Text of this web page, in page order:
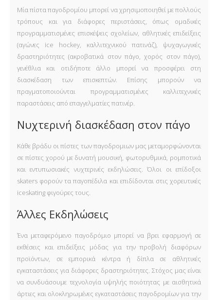
Μία πίστα παγοδρομίου μπορεί να χρησιμοποιηθεί με πολλούς
τρόπους και για διάφορες περιστάσεις, όπως ομαδικές
προγραμματισμένες επισκέψεις σχολείων, αθλητικές επιδείξεις
(αγώνες ice hockey, καλλιτεχνικού πατινάζ), ψυχαγωγικές
δραστηριότητες (ακροβατικά στον πάγο, χορός στον πάγο),
γενέθλια και οτιδήποτε άλλο μπορεί να προσφέρει στη
διασκέδαση των επισκεπτών. Επίσης μπορούν να
πραγματοποιούνται προγραμματισμένες καλλιτεχνικές
παραστάσεις από επαγγελματίες πατινέρ.
Νυχτερινή διασκέδαση στον πάγο
Κάθε βράδυ οι πίστες των παγοδρομιων μας μεταμορφώνονται
σε πίστες χορού με δυνατή μουσική, φωτορυθμικά, ρομποτικά
και εντυπωσιακές νυχτερινές εκδηλώσεις. Όλοι οι επίδοξοι
skaters φορούν τα παγοπέδιλα και επιδίδονται στις χορευτικές
iceskating φιγούρες τους.
Άλλες Εκδηλώσεις
Ένα μεταφερόμενο παγοδρόμιο μπορεί να βρει εφαρμογή σε
εκθέσεις και επιδείξεις μόδας για την προβολή διαφόρων
προϊόντων, σε εμπορικά κέντρα ή δίπλα σε αθλητικές
εγκαταστάσεις για διάφορες δραστηριότητες. Στόχος μας είναι
να συνδυάσουμε τεχνολογία υψηλής ποιότητας με αισθητικά
άρτιες και ολοκληρωμένες εγκαταστάσεις παγοδρομίων για την